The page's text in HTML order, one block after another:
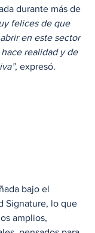
durante más de
felices de que
en este sector
realidad y de
, expresó.
bajo el
Signature, lo que
amplios,